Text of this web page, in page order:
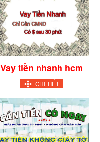
Vay tiền nhanh hcm
CHI TIẾT